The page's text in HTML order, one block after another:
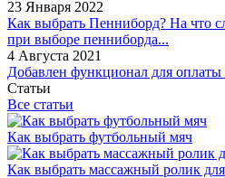
23 Января 2022
Как выбрать Пенниборд? На что
при выборе пенниборда...
4 Августа 2021
Добавлен функционал для оплаты
Статьи
Все статьи
Как выбрать футбольный мяч
Как выбрать массажный ролик